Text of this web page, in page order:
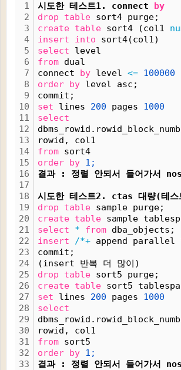
1
2
3
4
5
6
7
8
9
10
11
12
13
14
15
16
17
18
19
20
21
22
23
24
25
26
27
28
29
30
31
32
33
시도한 테스트1. connect by
drop
table sort4 purge;
create table sort4 (col1
insert
into sort4(col1)
select level
from dual
connect by level <= 100000
order by level asc;
commit;
set lines 200 pages 1000
select
rowid, col1
from sort4
order by 1;
결과 : 정렬 안되서 들어가서
시도한 테스트2. ctas 대량(테
drop
table sample purge;
create table sample
select
* from dba_objects;
insert
/*+ append parallel
commit;
(insert 반복 더 많이)
drop
table sort5 purge;
create table sort5
set lines 200 pages 1000
select
rowid, col1
from sort5
order by 1;
결과 : 정렬 안되서 들어가서